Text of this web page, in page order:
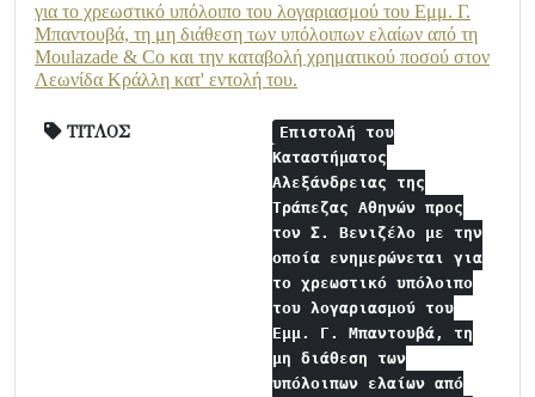
για το χρεωστικό υπόλοιπο του λογαριασμού του Εμμ. Γ.
Μπαντουβά, τη μη διάθεση των υπόλοιπων ελαίων από τη
Moulazade & Co και την καταβολή χρηματικού ποσού στον
Λεωνίδα Κράλλη κατ' εντολή του.
ΤΙΤΛΟΣ
Επιστολή του
Καταστήματος
Αλεξάνδρειας της
Τράπεζας Αθηνών προς
τον Σ. Βενιζέλο με την
οποία ενημερώνεται για
το χρεωστικό υπόλοιπο
του λογαριασμού του
Εμμ. Γ. Μπαντουβά, τη
μη διάθεση των
υπόλοιπων ελαίων από